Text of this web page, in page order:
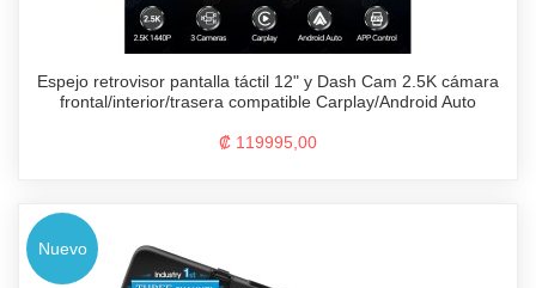
Espejo retrovisor pantalla táctil 12" y Dash Cam 2.5K cámara
frontal/interior/trasera compatible Carplay/Android Auto
₡ 119995,00
Nuevo